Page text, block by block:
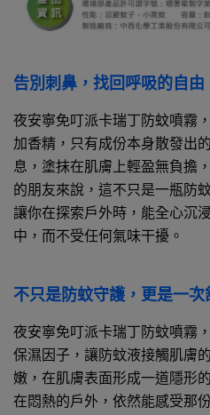
告別刺鼻，找回呼吸的自由
夜安寧免叮派卡瑞丁防蚊噴霧
加香精，只有成份本身散發出
息，塗抹在肌膚上輕盈無負擔
的朋友來說，這不只是一瓶防
讓你在探索戶外時，能全心沉
中，而不受任何氣味干擾。
不只是防蚊守護，更是一
夜安寧免叮派卡瑞丁防蚊噴霧
保濕因子，讓防蚊液接觸肌膚
嫩，在肌膚表面形成一道隱形
在悶熱的戶外，依然能感受那